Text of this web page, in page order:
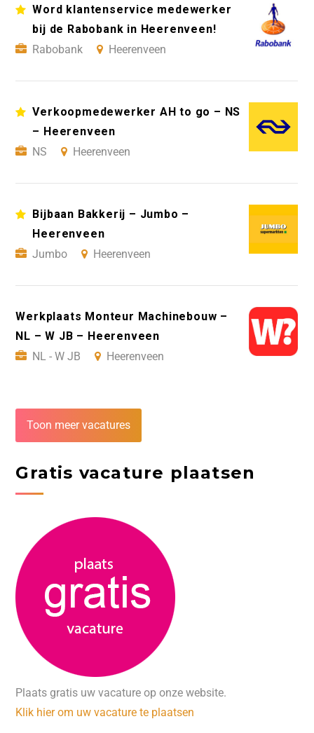
Word klantenservice medewerker
bij de Rabobank in Heerenveen!
Rabobank
Heerenveen
Verkoopmedewerker AH to go – NS
– Heerenveen
NS
Heerenveen
Bijbaan Bakkerij – Jumbo –
Heerenveen
Jumbo
Heerenveen
Werkplaats Monteur Machinebouw –
NL – W JB – Heerenveen
NL - W JB
Heerenveen
Toon meer vacatures
Gratis vacature plaatsen
Plaats gratis uw vacature op onze website.
Klik hier om uw vacature te plaatsen